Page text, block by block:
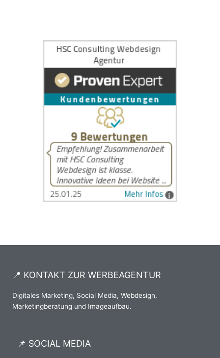
📍 KONTAKT ZUR WERBEAGENTUR
Digitales Marketing, Social Media, Webdesign,
Marketingberatung und Imageaufbau.
📌 SOCIAL MEDIA